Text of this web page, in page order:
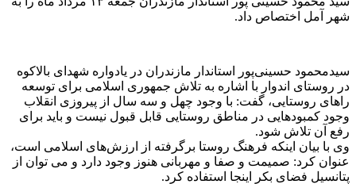
شهر آمل اختصاص داد.
سیدمحمود حسینی‌پور استاندار مازندران در یادواره شهدای بالاکوه
در روستای اندوار با اشاره به تلاش جمهوری اسلامی برای توسعه
راهای روستایی، گفت: با وجود چهل و سه سال از پیروزی انقلاب
وجود کمبودهایی در مناطق روستایی قابل قبول نیست و باید برای
رفع آن تلاش شود.
وی با بیان اینکه فرهنگ روستا برگرفته از ارزش‌های اسلامی است،
عنوان کرد: صمیمت و صفا و مهربانی هنوز وجود دارد و می توان از
پتانسیل فضای بکر اینجا استفاده کرد.